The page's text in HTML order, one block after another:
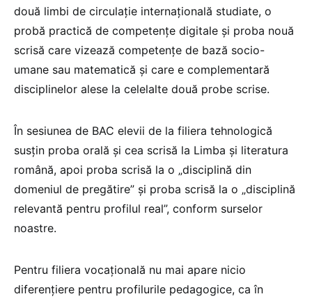
două limbi de circulație internațională studiate, o
probă practică de competențe digitale și proba nouă
scrisă care vizează competențe de bază socio-
umane sau matematică și care e complementară
disciplinelor alese la celelalte două probe scrise.
În sesiunea de BAC elevii de la filiera tehnologică
susțin proba orală și cea scrisă la Limba și literatura
română, apoi proba scrisă la o „disciplină din
domeniul de pregătire” și proba scrisă la o „disciplină
relevantă pentru profilul real”, conform surselor
noastre.
Pentru filiera vocațională nu mai apare nicio
diferențiere pentru profilurile pedagogice, ca în